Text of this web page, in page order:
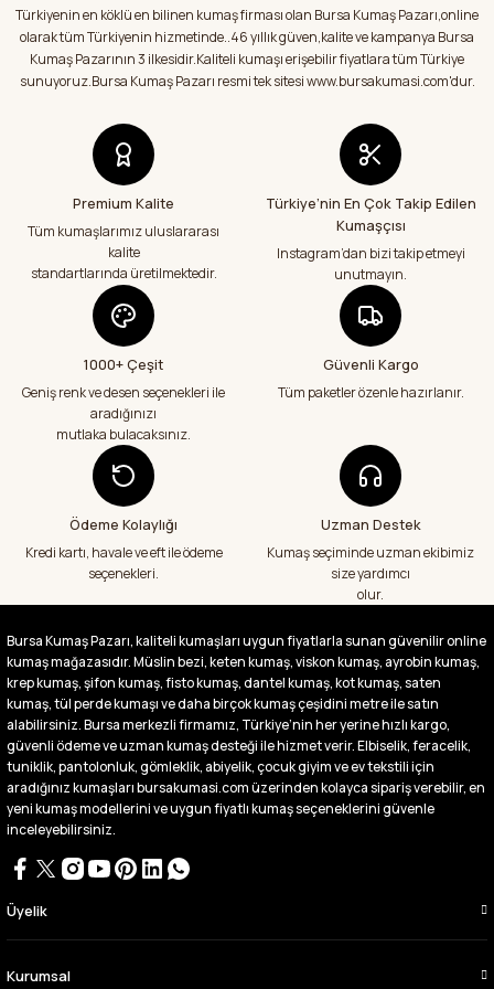
Ürün bilgilerinde hatalar bulunuyor.
Ürün fiyatı diğer sitelerden daha pahalı.
Bu ürüne benzer farklı alternatifler olmalı.
şekilde kumaşlarımı aldım.Kumaşlar
hakkında sitedeki bilgilendirmeler
doğrultusunda kumaşlarımı aldım.Çok
memnun kaldım.Teşekkürler
Kumaşlar eksiksiz tertemiz bir şekilde geldi
çok teşekkür ediyorum
Abdurrahman Samsur | 24/07/2026
Teslimatım özenli güzel hazırlanmış bir
şekilde geldi çok memnun kaldım emeği
geçenlere teşekkür ediyorum
Abdurrahman Samsur | 24/07/2026
Aradığım kumaşçı artık hep buradan alış
veriş yapacağım in şa Allah çünkü 4 farklı
kumaş aldım hem ölçü olarak hem
görüntü,doku olarak çok memnun kaldım
emeği geçenlere teşekkür ediyorum
A... S... | 24/07/2026
Fiyatlar uygun ve çok fazla seçenek var
büyük kolaylık emeği geçenlere teşekkür
Buradan ikinci alışverişim ikisinden de çok
memnun kaldım teşekkürler.
Büşra Singeç | 02/07/2026
Bursa kumaş pazarından defalarca kumaş
aldım videoda anlatılıp gosterildigi gibi
çıktı. bu zamana kadar sorun yaşamadım
uygun fiyatlarından ve kalitesinden dolayı
tercih ettiğim kumaşçi
D... Ç... | 27/06/2026
Çok memnun kaldım,teşekkürler
Türkiyenin en köklü en bilinen kumaş firması olan Bursa Kumaş Pazarı,online
olarak tüm Türkiyenin hizmetinde..46 yıllık güven,kalite ve kampanya Bursa
Kumaş Pazarının 3 ilkesidir.Kaliteli kumaşı erişebilir fiyatlara tüm Türkiye
sunuyoruz.Bursa Kumaş Pazarı resmi tek sitesi www.bursakumasi.com'dur.
Premium Kalite
Tüm kumaşlarımız uluslararası
kalite
standartlarında üretilmektedir.
Türkiye’nin En Çok Takip Edilen
Kumaşçısı
Instagram’dan bizi takip etmeyi
unutmayın.
1000+ Çeşit
Geniş renk ve desen seçenekleri ile
aradığınızı
mutlaka bulacaksınız.
Güvenli Kargo
Tüm paketler özenle hazırlanır.
Ödeme Kolaylığı
Kredi kartı, havale ve eft ile ödeme
seçenekleri.
Uzman Destek
Kumaş seçiminde uzman ekibimiz
size yardımcı
olur.
Bursa Kumaş Pazarı, kaliteli kumaşları uygun fiyatlarla sunan güvenilir online
kumaş mağazasıdır. Müslin bezi, keten kumaş, viskon kumaş, ayrobin kumaş,
krep kumaş, şifon kumaş, fisto kumaş, dantel kumaş, kot kumaş, saten
kumaş, tül perde kumaşı ve daha birçok kumaş çeşidini metre ile satın
alabilirsiniz. Bursa merkezli firmamız, Türkiye’nin her yerine hızlı kargo,
güvenli ödeme ve uzman kumaş desteği ile hizmet verir. Elbiselik, feracelik,
tuniklik, pantolonluk, gömleklik, abiyelik, çocuk giyim ve ev tekstili için
aradığınız kumaşları bursakumasi.com üzerinden kolayca sipariş verebilir, en
yeni kumaş modellerini ve uygun fiyatlı kumaş seçeneklerini güvenle
inceleyebilirsiniz.
Üyelik
Kurumsal